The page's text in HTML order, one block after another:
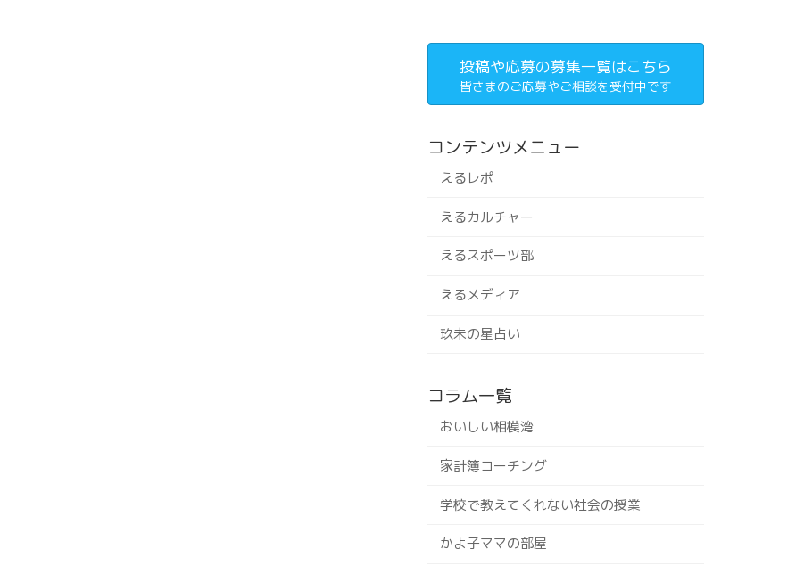
投稿や応募の募集一覧はこちら
皆さまのご応募やご相談を受付中です
コンテンツメニュー
えるレポ
えるカルチャー
えるスポーツ部
えるメディア
玖未の星占い
コラム一覧
おいしい相模湾
家計簿コーチング
学校で教えてくれない社会の授業
かよ子ママの部屋